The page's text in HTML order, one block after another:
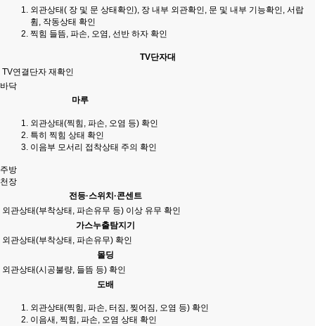
외관상태( 장 및 문 상태확인), 장 내부 외관확인, 문 및 내부 기능확인, 서랍
휨, 작동상태 확인
찍힘 들뜸, 파손, 오염, 선반 하자 확인
TV단자대
TV연결단자 재확인
바닥
마루
외관상태(찍힘, 파손, 오염 등) 확인
특히 찍힘 상태 확인
이음부 모서리 접착상태 주의 확인
주방
천장
전등·스위치·콘센트
외관상태(부착상태, 파손유무 등) 이상 유무 확인
가스누출탐지기
외관상태(부착상태, 파손유무) 확인
몰딩
외관상태(시공불량, 들뜸 등) 확인
도배
외관상태(찍힘, 파손, 터짐, 찢어짐, 오염 등) 확인
이음새, 찍힘, 파손, 오염 상태 확인